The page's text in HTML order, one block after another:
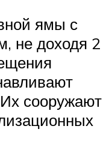
ямы с
не доходя 2
сооружают